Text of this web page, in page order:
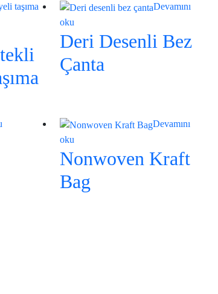
Devamını
oku
Deri Desenli Bez
Çanta
Devamını
oku
Nonwoven Kraft
Bag